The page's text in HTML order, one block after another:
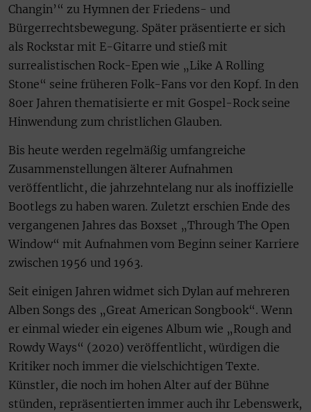
Changin’“ zu Hymnen der Friedens- und
Bürgerrechtsbewegung. Später präsentierte er sich
als Rockstar mit E-Gitarre und stieß mit
surrealistischen Rock-Epen wie „Like A Rolling
Stone“ seine früheren Folk-Fans vor den Kopf. In den
80er Jahren thematisierte er mit Gospel-Rock seine
Hinwendung zum christlichen Glauben.
Bis heute werden regelmäßig umfangreiche
Zusammenstellungen älterer Aufnahmen
veröffentlicht, die jahrzehntelang nur als inoffizielle
Bootlegs zu haben waren. Zuletzt erschien Ende des
vergangenen Jahres das Boxset „Through The Open
Window“ mit Aufnahmen vom Beginn seiner Karriere
zwischen 1956 und 1963.
Seit einigen Jahren widmet sich Dylan auf mehreren
Alben Songs des „Great American Songbook“. Wenn
er einmal wieder ein eigenes Album wie „Rough and
Rowdy Ways“ (2020) veröffentlicht, würdigen die
Kritiker noch immer die vielschichtigen Texte.
Künstler, die noch im hohen Alter auf der Bühne
stünden, repräsentierten immer auch ihr Lebenswerk,